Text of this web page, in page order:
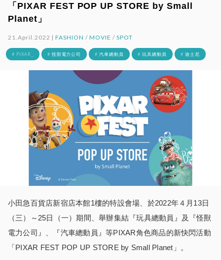
「PIXAR FEST POP UP STORE by Small
Planet」
21.April.2022 |FASHION / MOVIE / SPOT
# PIXAR_ # 怪獸電力公司 # 汽車總動員 # 玩具總動員 # 迪士尼
小田急百貨店新宿店本館1樓的特設會場、於2022年４月13日
（三）～25日（一）期間、舉辦集結『玩具總動員』及『怪獸
電力公司』、『汽車總動員』等PIXAR角色商品的新快閃活動
「PIXAR FEST POP UP STORE by Small Planet」。